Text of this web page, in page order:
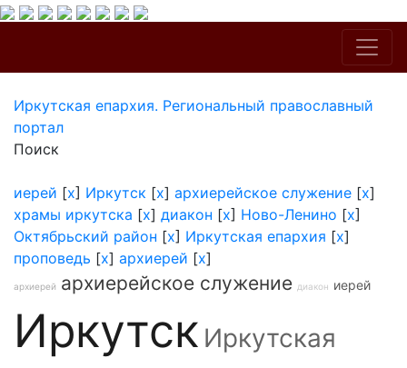
Иркутская епархия. Региональный православный
портал
Поиск
иерей [x] Иркутск [x] архиерейское служение [x]
храмы иркутска [x] диакон [x] Ново-Ленино [x]
Октябрьский район [x] Иркутская епархия [x]
проповедь [x] архиерей [x]
архиерей архиерейское служение диакон иерей
Иркутск Иркутская